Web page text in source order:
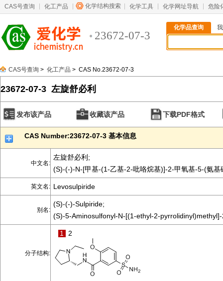
CAS号查询 化工产品 化学结构搜索 化学工具 化学网址导航 危险
23672-07-3
化学品查询
CAS号查询 > 化工产品 > CAS No.23672-07-3
23672-07-3 左旋舒必利
发布该产品 收藏该产品 下载PDF格式
CAS Number:23672-07-3 基本信息
中文名:
左旋舒必利;
(S)-(-)-N-[甲基-(1-乙基-2-吡咯烷基)]-2-甲氧基-5-(氨基
英文名: Levosulpiride
别名:
(S)-(-)-Sulpiride;
(S)-5-Aminosulfonyl-N-[(1-ethyl-2-
分子结构:
1 2